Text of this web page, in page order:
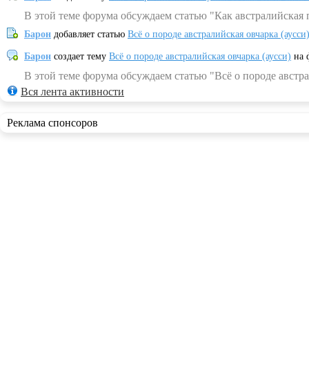
В этой теме форума обсуждаем статью "Как
Барон добавляет статью Всё о породе австралийская овчарка (аусси)
Барон создает тему Всё о породе австралийская овчарка (аусси) на
В этой теме форума обсуждаем статью "Всё о породе
Вся лента активности
Реклама спонсоров